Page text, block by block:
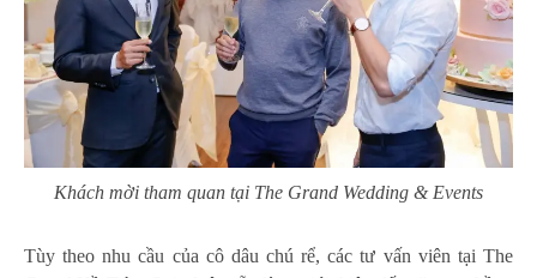
Khách mời tham quan tại The Grand Wedding & Events
Tùy theo nhu cầu của cô dâu chú rể, các tư vấn viên tại The